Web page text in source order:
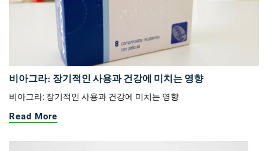
비아그라: 장기적인 사용과 건강에 미치는 영향
비아그라: 장기적인 사용과 건강에 미치는 영향
Read More